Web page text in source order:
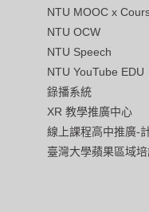
NTU MOOC x
NTU OCW
NTU Speech
NTU YouTube EDU
錄播系統
XR 教學推廣中心
線上課程高中推廣-
臺灣大學蘋果區域